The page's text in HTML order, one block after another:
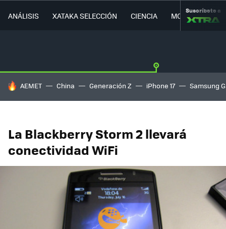
ANÁLISIS XATAKA SELECCIÓN CIENCIA MOVILIDAD
Suscríbete a
HOY SE HABLA DE
AEMET China Generación Z iPhone 17 Samsung
La Blackberry Storm 2 llevará
conectividad WiFi